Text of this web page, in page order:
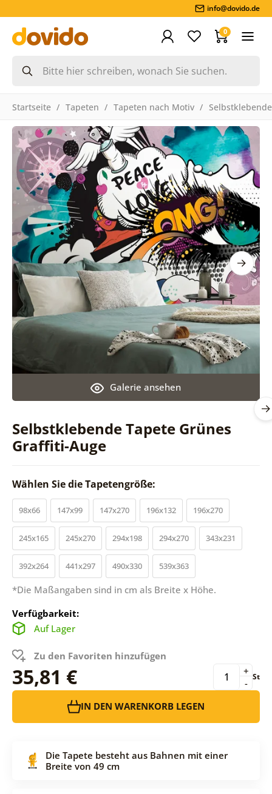
info@dovido.de
0
Startseite Tapeten Tapeten nach Motiv
Selbstklebende Tapete Grünes
Graffiti-Auge
Galerie ansehen
Wählen Sie die Tapetengröße:
98x66 147x99 147x270 196x132 196x270
245x165 245x270 294x198 294x270 343x231
392x264 441x297 490x330 539x363
*Die Maßangaben sind in cm als Breite x Höhe.
Verfügbarkeit:
Auf Lager
Zu den Favoriten hinzufügen
35,81 € -
+ St
IN DEN WARENKORB LEGEN
Die Tapete besteht aus Bahnen mit einer
Breite von 49 cm